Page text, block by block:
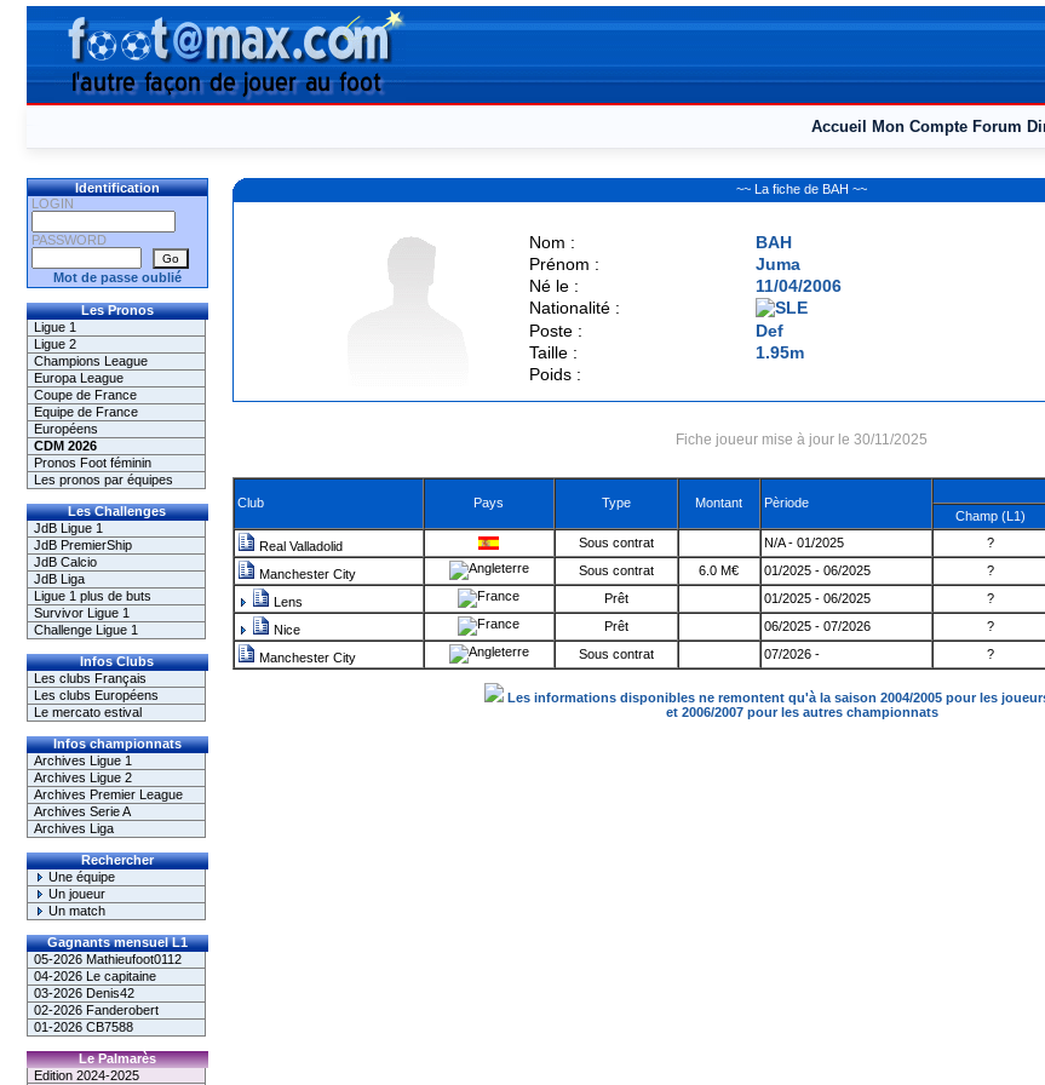
Accueil Mon Compte Forum
Identification
LOGIN
PASSWORD
Mot de passe oublié
Les Pronos
Ligue 1
Ligue 2
Champions League
Europa League
Coupe de France
Equipe de France
Européens
CDM 2026
Pronos Foot féminin
Les pronos par équipes
Les Challenges
JdB Ligue 1
JdB PremierShip
JdB Calcio
JdB Liga
Ligue 1 plus de buts
Survivor Ligue 1
Challenge Ligue 1
Infos Clubs
Les clubs Français
Les clubs Européens
Le mercato estival
Infos championnats
Archives Ligue 1
Archives Ligue 2
Archives Premier League
Archives Serie A
Archives Liga
Rechercher
Une équipe
Un joueur
Un match
Gagnants mensuel L1
05-2026 Mathieufoot0112
04-2026 Le capitaine
03-2026 Denis42
02-2026 Fanderobert
01-2026 CB7588
Le Palmarès
Edition 2024-2025
~~ La fiche de BAH ~~
Nom :
BAH
Prénom :
Juma
Né le :
11/04/2006
Nationalité :
Poste :
Def
Taille :
1.95m
Poids :
Fiche joueur mise à jour le 30/11/2025
Club Pays Type Montant Pèriode
Champ (L1)
Real Valladolid Sous contrat N/A - 01/2025 ?
Manchester City Sous contrat 6.0 M€ 01/2025 - 06/2025 ?
Lens Prêt 01/2025 - 06/2025 ?
Nice Prêt 06/2025 - 07/2026 ?
Manchester City Sous contrat 07/2026 - ?
Les informations disponibles ne remontent qu'à la saison 2004/2005 pour les
et 2006/2007 pour les autres championnats